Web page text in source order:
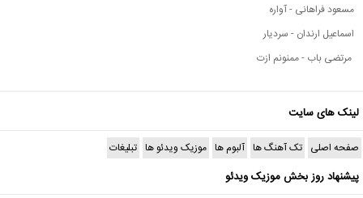
مسعود فراهانی - آواره
اسماعیل ارندان - سردیار
مرتضی باب - ممنونم ازت
لینک های سایت
صفحه اصلی تک آهنگ ها آلبوم ها موزیک ویدئو ها تبلیغات
پیشنهاد روز بخش موزیک ویدئو